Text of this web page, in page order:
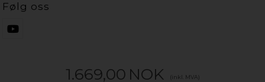
1.669,00 NOK (inkl. MVA)
Følg oss